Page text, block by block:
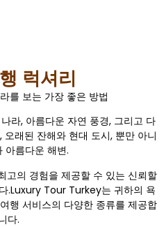
럭셔리
를 보는 가장 좋은 방법
라, 아름다운 자연 풍경, 그리고 다
래된 잔해와 현대 도시, 뿐만 아니
아름다운 해변.
고의 경험을 제공할 수 있는 신뢰할
.Luxury Tour Turkey는 귀하의 욕
행 서비스의 다양한 종류를 제공합
다.